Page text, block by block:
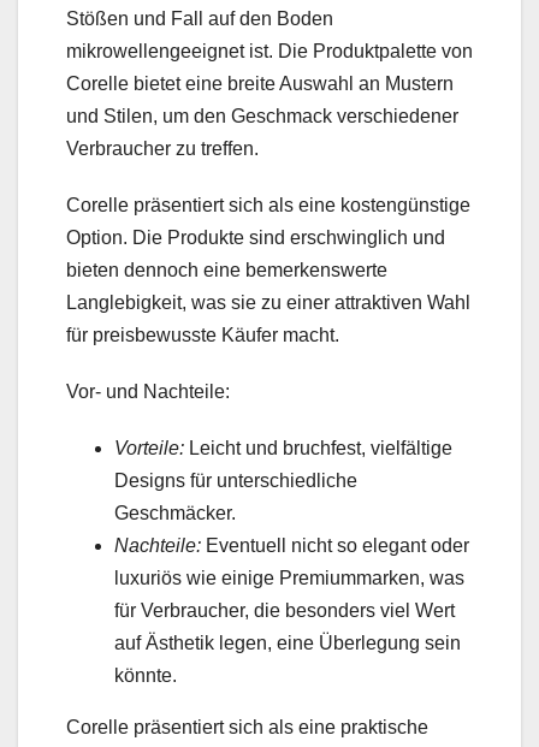
Stößen und Fall auf den Boden
mikrowellengeeignet ist. Die Produktpalette von
Corelle bietet eine breite Auswahl an Mustern
und Stilen, um den Geschmack verschiedener
Verbraucher zu treffen.
Corelle präsentiert sich als eine kostengünstige
Option. Die Produkte sind erschwinglich und
bieten dennoch eine bemerkenswerte
Langlebigkeit, was sie zu einer attraktiven Wahl
für preisbewusste Käufer macht.
Vor- und Nachteile:
Vorteile: Leicht und bruchfest, vielfältige
Designs für unterschiedliche
Geschmäcker.
Nachteile: Eventuell nicht so elegant oder
luxuriös wie einige Premiummarken, was
für Verbraucher, die besonders viel Wert
auf Ästhetik legen, eine Überlegung sein
könnte.
Corelle präsentiert sich als eine praktische